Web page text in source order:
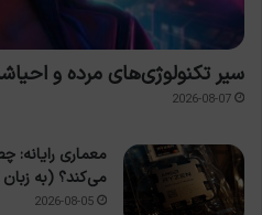
سیر تکنولوژی‌های مرده و
2026-08-07
می‌کند؟ (به زبان
2026-08-05